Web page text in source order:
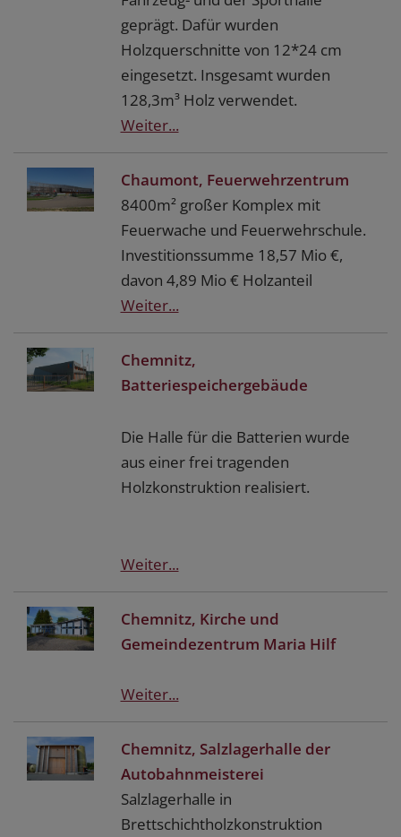
geprägt. Dafür wurden
Holzquerschnitte von 12*24 cm
eingesetzt. Insgesamt wurden
128,3m³ Holz verwendet.
Weiter...
Chaumont, Feuerwehrzentrum
8400m² großer Komplex mit
Feuerwache und Feuerwehrschule.
Investitionssumme 18,57 Mio €,
davon 4,89 Mio € Holzanteil
Weiter...
Chemnitz,
Batteriespeichergebäude
Die Halle für die Batterien wurde
aus einer frei tragenden
Holzkonstruktion realisiert.
Weiter...
Chemnitz, Kirche und
Gemeindezentrum Maria Hilf
Weiter...
Chemnitz, Salzlagerhalle der
Autobahnmeisterei
Salzlagerhalle in
Brettschichtholzkonstruktion